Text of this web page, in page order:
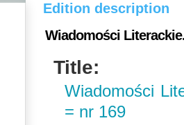
Edition description
Wiadomości
Title:
Wiadomości
= nr 169